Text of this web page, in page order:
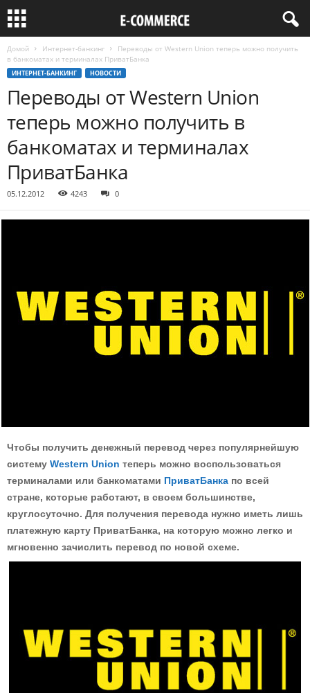
Домой Интернет-банкинг
Переводы от Western Union теперь можно получить
в банкоматах и терминалах ПриватБанка
ИНТЕРНЕТ-БАНКИНГ НОВОСТИ
Переводы от Western Union
теперь можно получить в
банкоматах и терминалах
ПриватБанка
05.12.2012 4243 0
Чтобы получить денежный перевод через популярнейшую
систему Western Union теперь можно воспользоваться
терминалами или банкоматами ПриватБанка по всей
стране, которые работают, в своем большинстве,
круглосуточно. Для получения перевода нужно иметь лишь
платежную карту ПриватБанка, на которую можно легко и
мгновенно зачислить перевод по новой схеме.